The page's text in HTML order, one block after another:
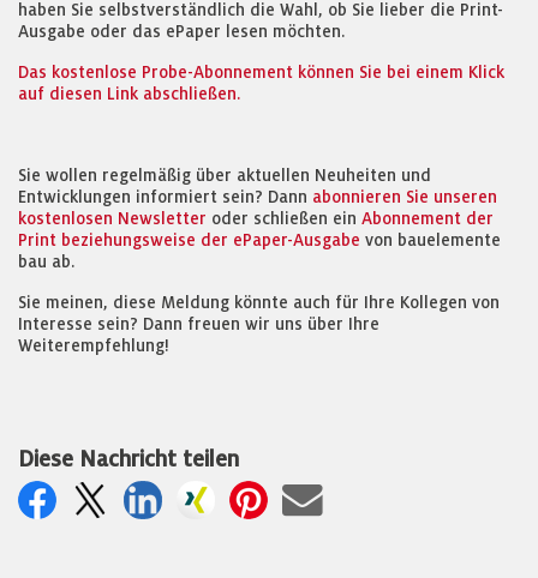
haben Sie selbstverständlich die Wahl, ob Sie lieber die Print-
Ausgabe oder das ePaper lesen möchten.
Das kostenlose Probe-Abonnement können Sie bei einem Klick
auf diesen Link abschließen.
Sie wollen regelmäßig über aktuellen Neuheiten und
Entwicklungen informiert sein? Dann abonnieren Sie unseren
kostenlosen Newsletter oder schließen ein Abonnement der
Print beziehungsweise der ePaper-Ausgabe von bauelemente
bau ab.
Sie meinen, diese Meldung könnte auch für Ihre Kollegen von
Interesse sein? Dann freuen wir uns über Ihre
Weiterempfehlung!
Diese Nachricht teilen